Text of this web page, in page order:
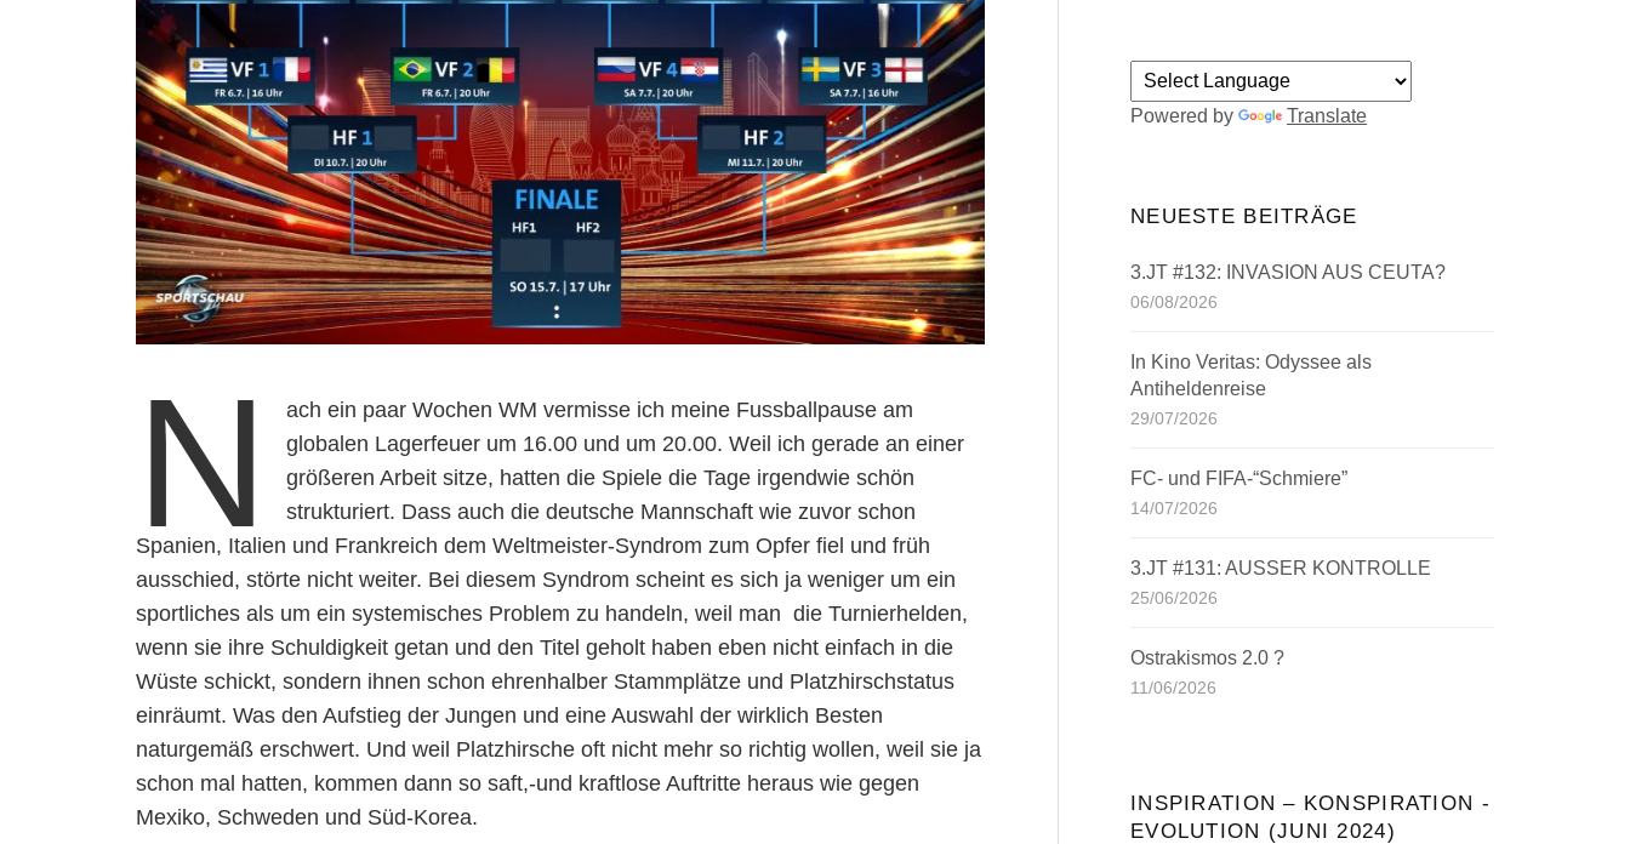
N
ach ein paar Wochen WM vermisse ich meine Fussballpause am
globalen Lagerfeuer um 16.00 und um 20.00. Weil ich gerade an einer
größeren Arbeit sitze, hatten die Spiele die Tage irgendwie schön
strukturiert. Dass auch die deutsche Mannschaft wie zuvor schon
Spanien, Italien und Frankreich dem Weltmeister-Syndrom zum Opfer fiel und früh
ausschied, störte nicht weiter. Bei diesem Syndrom scheint es sich ja weniger um ein
sportliches als um ein systemisches Problem zu handeln, weil man die Turnierhelden,
wenn sie ihre Schuldigkeit getan und den Titel geholt haben eben nicht einfach in die
Wüste schickt, sondern ihnen schon ehrenhalber Stammplätze und Platzhirschstatus
einräumt. Was den Aufstieg der Jungen und eine Auswahl der wirklich Besten
naturgemäß erschwert. Und weil Platzhirsche oft nicht mehr so richtig wollen, weil sie ja
schon mal hatten, kommen dann so saft,-und kraftlose Auftritte heraus wie gegen
Mexiko, Schweden und Süd-Korea.
Powered by Translate
NEUESTE BEITRÄGE
3.JT #132: INVASION AUS CEUTA?
06/08/2026
In Kino Veritas: Odyssee als
Antiheldenreise
29/07/2026
FC- und FIFA-“Schmiere”
14/07/2026
3.JT #131: AUSSER KONTROLLE
25/06/2026
Ostrakismos 2.0 ?
11/06/2026
INSPIRATION – KONSPIRATION -
EVOLUTION (JUNI 2024)